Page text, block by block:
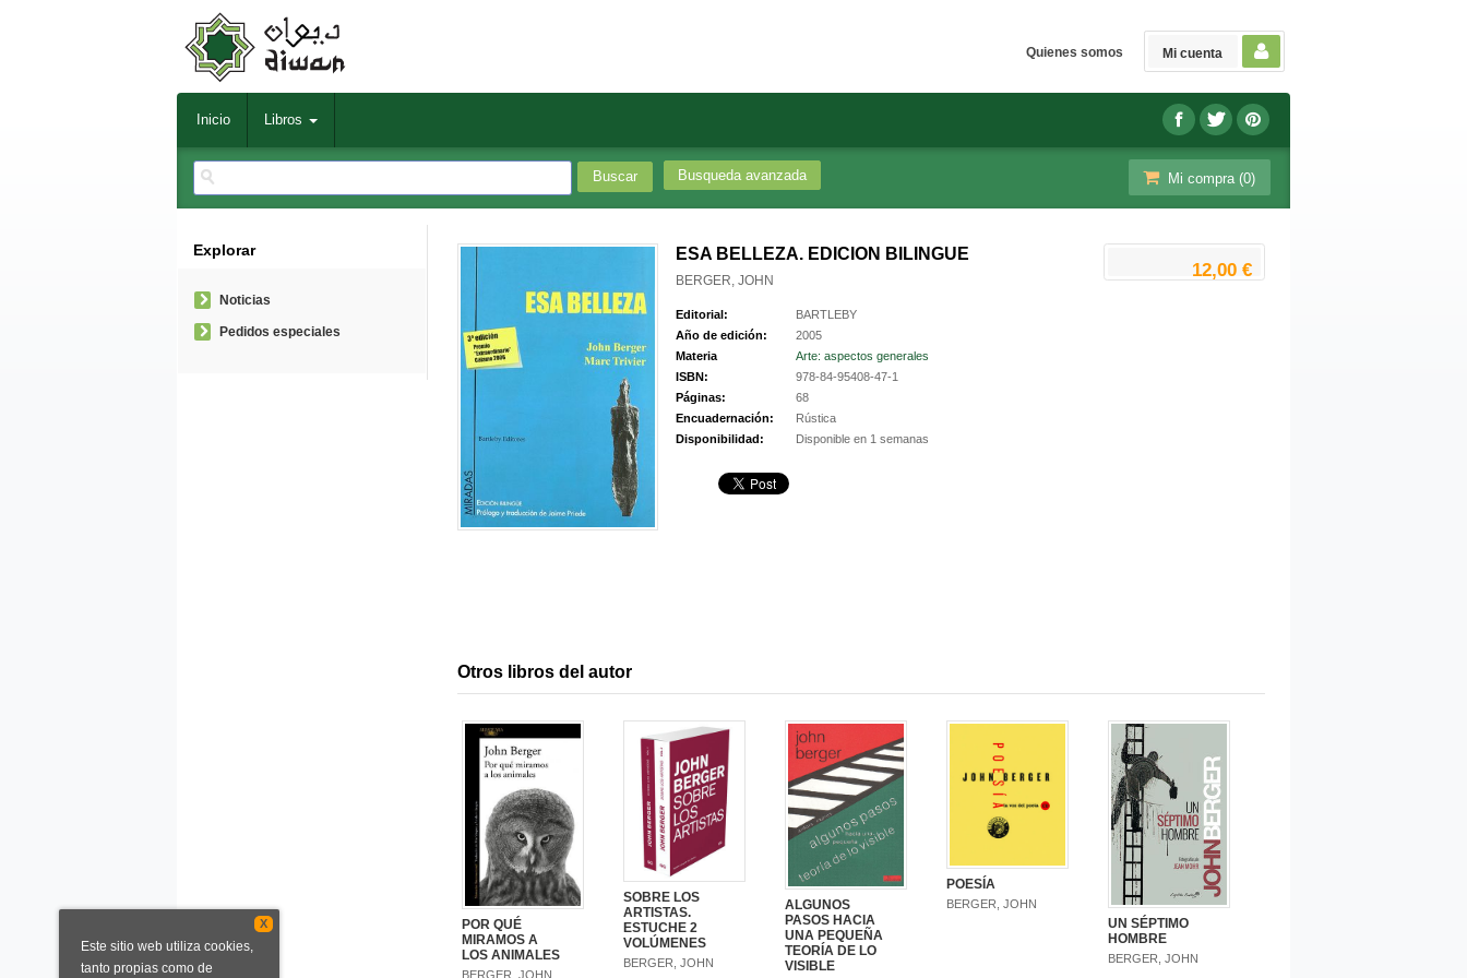
Mi cuenta
Quienes somos
Inicio Libros
Busqueda avanzada Mi compra (0)
ESA BELLEZA. EDICION BILINGUE
BERGER, JOHN
Editorial:
BARTLEBY
Año de edición:
2005
Materia
Arte: aspectos generales
ISBN:
978-84-95408-47-1
Páginas:
68
Encuadernación:
Rústica
Disponibilidad:
Disponible en 1 semanas
12,00 €
Otros libros del autor
POR QUÉ
MIRAMOS A
LOS ANIMALES
BERGER, JOHN
SOBRE LOS
ARTISTAS.
ESTUCHE 2
VOLÚMENES
BERGER, JOHN
ALGUNOS
PASOS HACIA
UNA PEQUEÑA
TEORÍA DE LO
VISIBLE
POESÍA
BERGER, JOHN
UN SÉPTIMO
HOMBRE
BERGER, JOHN
Explorar
Noticias
Pedidos especiales
X
Este sitio web utiliza cookies,
tanto propias como de